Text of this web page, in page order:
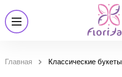
Главная Классические букеты